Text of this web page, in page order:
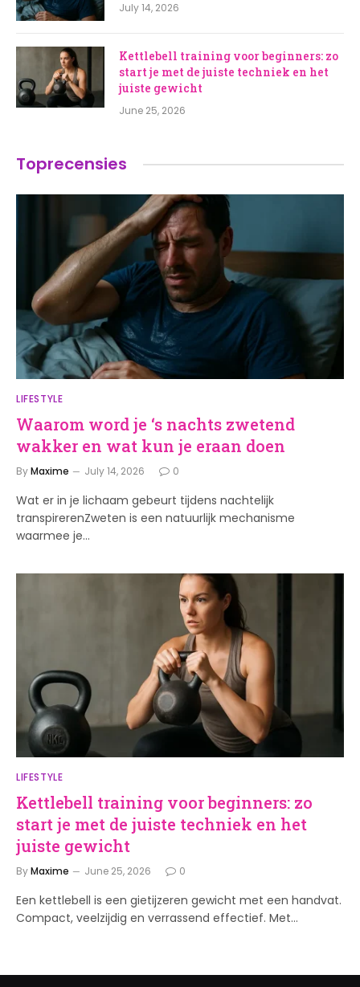
July 14, 2026
Kettlebell training voor beginners: zo
start je met de juiste techniek en het
juiste gewicht
June 25, 2026
Toprecensies
LIFESTYLE
Waarom word je ‘s nachts zwetend
wakker en wat kun je eraan doen
ByMaxime July 14, 2026 0
Wat er in je lichaam gebeurt tijdens nachtelijk
transpirerenZweten is een natuurlijk mechanisme
waarmee je…
LIFESTYLE
Kettlebell training voor beginners: zo
start je met de juiste techniek en het
juiste gewicht
ByMaxime June 25, 2026 0
Een kettlebell is een gietijzeren gewicht met een handvat.
Compact, veelzijdig en verrassend effectief. Met…